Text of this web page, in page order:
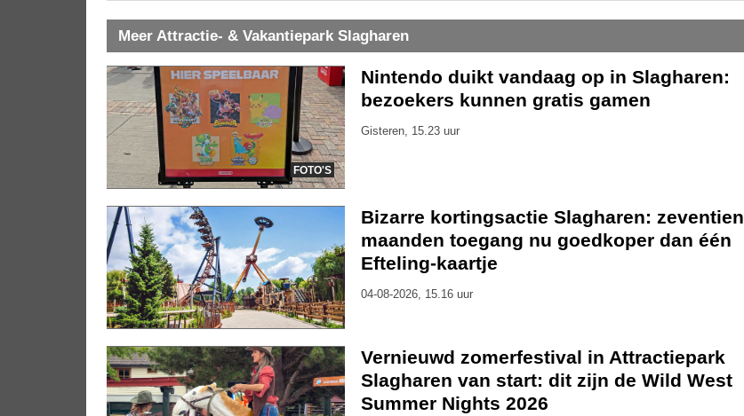
Meer Attractie- & Vakantiepark Slagharen
FOTO'S
Nintendo duikt vandaag op in Slagharen:
bezoekers kunnen gratis gamen
Gisteren, 15.23 uur
Bizarre kortingsactie Slagharen: zeventien
maanden toegang nu goedkoper dan één
Efteling-kaartje
04-08-2026, 15.16 uur
Vernieuwd zomerfestival in Attractiepark
Slagharen van start: dit zijn de Wild West
Summer Nights 2026